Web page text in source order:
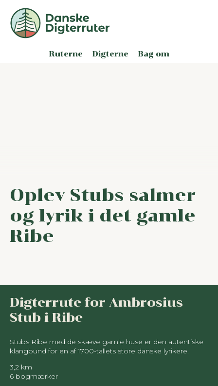
Ruterne Digterne Bag om
Oplev Stubs salmer
og lyrik i det gamle
Ribe
Digterrute for Ambrosius
Stub i Ribe
Stubs Ribe med de skæve gamle huse er den autentiske
klangbund for en af 1700-tallets store danske lyrikere.
3,2 km
6 bogmærker